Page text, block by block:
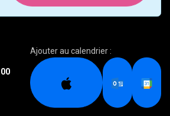
Ajouter au calendrier :